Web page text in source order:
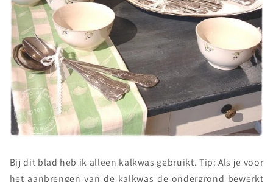
Bij dit blad heb ik alleen kalkwas gebruikt. Tip: Als je voor
het aanbrengen van de kalkwas de ondergrond bewerkt